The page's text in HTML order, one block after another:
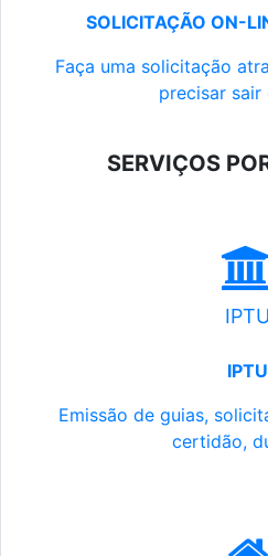
SOLICITAÇÃO ON-
Faça uma solicitação
precisar sair
SERVIÇOS
IPTU
IPTU
Emissão de guias,
certidão,